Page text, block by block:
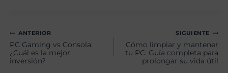
Navegación
de
entradas
ANTERIOR
PC Gaming vs Consola:
¿Cuál es la mejor
inversión?
SIGUIENTE
Cómo limpiar y mantener
tu PC: Guía completa para
prolongar su vida útil